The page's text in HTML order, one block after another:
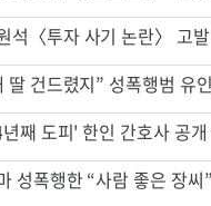
석〈투자 사기 논란〉 고